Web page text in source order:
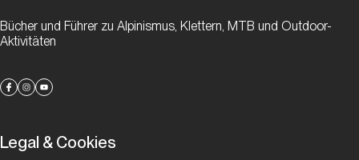
Bücher und Führer zu Alpinismus, Klettern, MTB und Outdoor-
Aktivitäten
Legal & Cookies